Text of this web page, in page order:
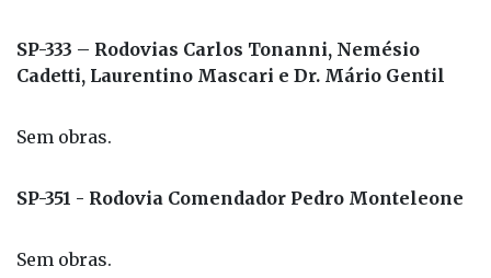
SP-333 – Rodovias Carlos Tonanni, Nemésio
Cadetti, Laurentino Mascari e Dr. Mário Gentil
Sem obras.
SP-351 - Rodovia Comendador Pedro Monteleone
Sem obras.